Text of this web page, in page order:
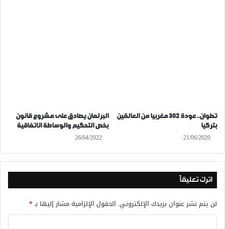
تطوان.. عودة 302 مغربيا من العالقين
بتركيا
21/06/2020
البرلمان يصادق على مشروع قانون
بخص التحكيم والوساطة الاتفاقية
26/04/2022
اترك تعليقاً
لن يتم نشر عنوان بريدك الإلكتروني. الحقول الإلزامية مشار إليها بـ*